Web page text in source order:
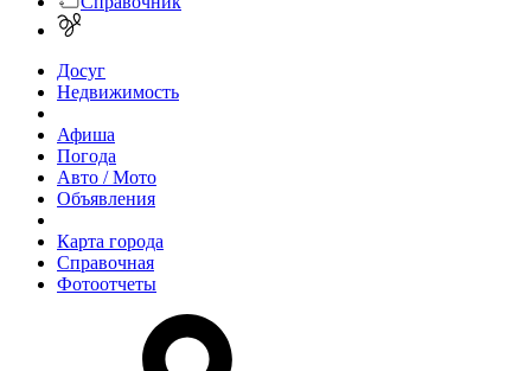
Досуг
Недвижимость
Афиша
Погода
Авто / Мото
Объявления
Карта города
Справочная
Фотоотчеты